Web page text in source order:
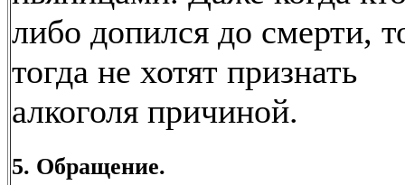
либо допился до смерти,
тогда не хотят признать
алкоголя причиной.
5. Обращение.